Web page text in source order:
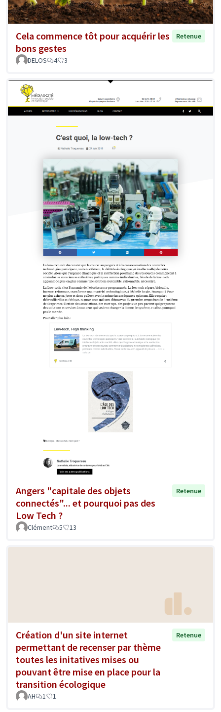
Cela commence tôt pour acquérir les
bons gestes
Retenue
DELOS 4 3
Angers "capitale des objets
connectés"... et pourquoi pas des
Low Tech ?
Retenue
Clément 5 13
Création d'un site internet
permettant de recenser par thème
toutes les initatives mises ou
pouvant être mise en place pour la
transition écologique
Retenue
AH 1 1